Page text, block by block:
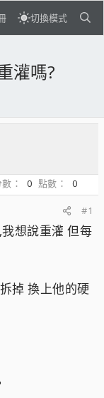
切換模式
灌嗎?
數 0 點數
0
#1
想說重灌 但每
掉 換上他的硬